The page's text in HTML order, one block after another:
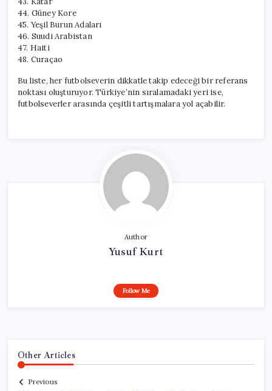
44. Güney Kore
45. Yeşil Burun Adaları
46. Suudi Arabistan
47. Haiti
48. Curaçao
Bu liste, her futbolseverin dikkatle takip edeceği bir referans
noktası oluşturuyor. Türkiye’nin sıralamadaki yeri ise,
futbolseverler arasında çeşitli tartışmalara yol açabilir.
Author
Yusuf Kurt
Follow Me
Other Articles
Previous